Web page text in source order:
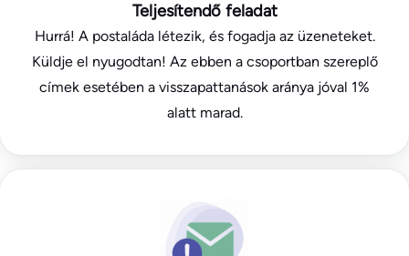
Teljesítendő feladat
Hurrá! A postaláda létezik, és fogadja az üzeneteket.
Küldje el nyugodtan! Az ebben a csoportban szereplő
címek esetében a visszapattanások aránya jóval 1%
alatt marad.